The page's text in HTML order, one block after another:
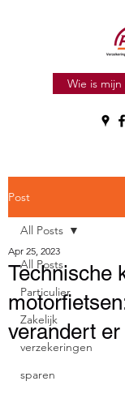
Wie is mijn
Post
All Posts
Particulier
Zakelijk
verzekeringen
sparen
All Posts
Technische
verandert
Apr 25, 2023